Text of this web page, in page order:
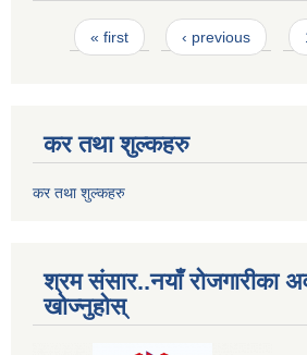
Pages
« first ‹ previous
कर तथा शुल्कहरु
कर तथा शुल्कहरु
श्रम संसार..नयाँ रोजगारीका
खोज्नुहोस्